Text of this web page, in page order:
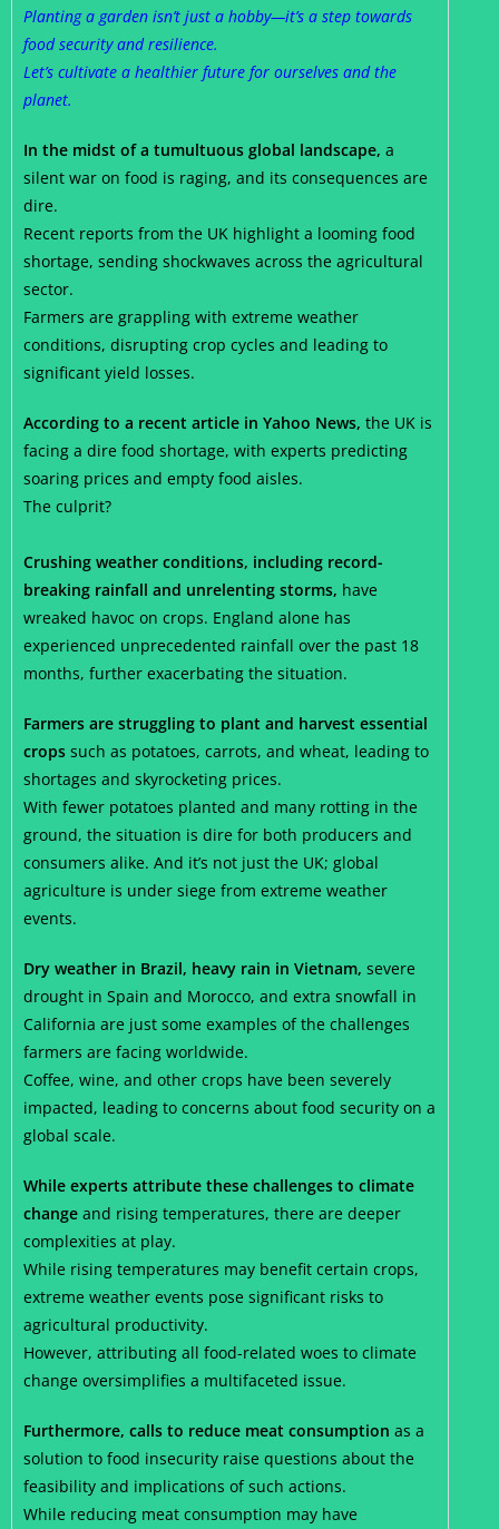
Planting a garden isn’t just a hobby—it’s a step towards
food security and resilience.
Let’s cultivate a healthier future for ourselves and the
planet.
In the midst of a tumultuous global landscape, a
silent war on food is raging, and its consequences are
dire.
Recent reports from the UK highlight a looming food
shortage, sending shockwaves across the agricultural
sector.
Farmers are grappling with extreme weather
conditions, disrupting crop cycles and leading to
significant yield losses.
According to a recent article in Yahoo News, the UK is
facing a dire food shortage, with experts predicting
soaring prices and empty food aisles.
The culprit?
Crushing weather conditions, including record-
breaking rainfall and unrelenting storms, have
wreaked havoc on crops. England alone has
experienced unprecedented rainfall over the past 18
months, further exacerbating the situation.
Farmers are struggling to plant and harvest essential
crops such as potatoes, carrots, and wheat, leading to
shortages and skyrocketing prices.
With fewer potatoes planted and many rotting in the
ground, the situation is dire for both producers and
consumers alike. And it’s not just the UK; global
agriculture is under siege from extreme weather
events.
Dry weather in Brazil, heavy rain in Vietnam, severe
drought in Spain and Morocco, and extra snowfall in
California are just some examples of the challenges
farmers are facing worldwide.
Coffee, wine, and other crops have been severely
impacted, leading to concerns about food security on a
global scale.
While experts attribute these challenges to climate
change and rising temperatures, there are deeper
complexities at play.
While rising temperatures may benefit certain crops,
extreme weather events pose significant risks to
agricultural productivity.
However, attributing all food-related woes to climate
change oversimplifies a multifaceted issue.
Furthermore, calls to reduce meat consumption as a
solution to food insecurity raise questions about the
feasibility and implications of such actions.
While reducing meat consumption may have